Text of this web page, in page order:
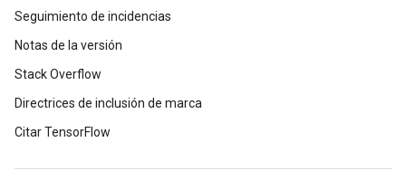
Seguimiento de incidencias
Notas de la versión
Stack Overflow
Directrices de inclusión de marca
Citar TensorFlow